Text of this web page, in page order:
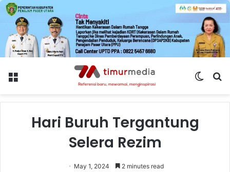
Menu
Switch
Hari Buruh Tergantung
Selera Rezim
May 1, 2024 2 minutes read